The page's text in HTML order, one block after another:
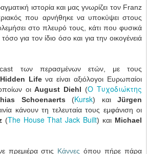
ιστορία και μας γνωρίζει τον Franz
που αρνήθηκε να υποκύψει στους
στο πλευρό τους, κάτι που φυσικά
για τον ίδιο όσο και για την οικογένειά
των περασμένων ετών, με τους
Lifeνα είναι αξιόλογοι Ευρωπαίοι
οιAugust Diehl (Ο Τυχοδιώκτης
Schoenaerts (Kursk) και Jürgen
κάνουν τη τελευταία τους εμφάνιση οι
(The House That Jack Built) και Michael
πρεμιέρα στις Κάννεςόπου πήρε πάρα